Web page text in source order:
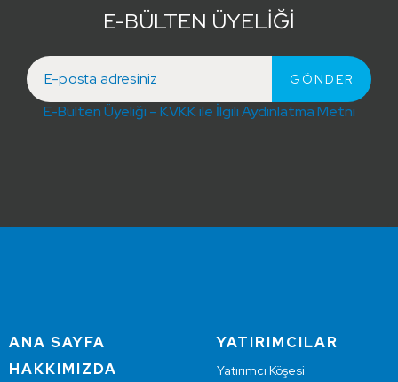
E-BÜLTEN ÜYELİĞİ
E-Bülten Üyeliği – KVKK ile İlgili Aydınlatma Metni
ANA SAYFA
HAKKIMIZDA
YATIRIMCILAR
Yatırımcı Köşesi